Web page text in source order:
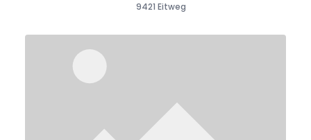
9421 Eitweg